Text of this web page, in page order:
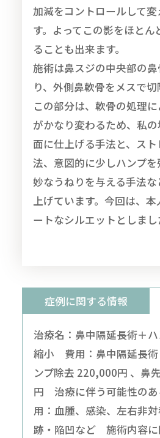
加減をコントロールして
す。よってこの影をほとん
ることも出来ます。
施術は鼻スジの中央部の
り、外側鼻軟骨をメスで切
この部分は、軟骨の処理
がかなり変わるため、私
面に仕上げる手法と、ス
法、意図的に少しハンプ
妙なうねりを与える手法
上げています。今回は、
ートなシルエットとしまし
症例に関する情報
治療名：鼻中隔延長術＋
縮小 費用：鼻中隔延長
ンプ除去 220,000円 、鼻
円 治療に伴う可能性のあ
用：血腫、感染、左右非
跡・陥凹など 施術内容に